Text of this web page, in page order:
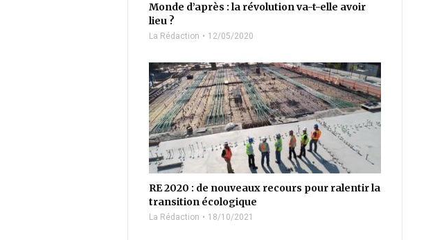
Monde d’après : la révolution va-t-elle avoir
lieu ?
La Rédaction 12/05/2020
RE 2020 : de nouveaux recours pour ralentir la
transition écologique
La Rédaction 18/10/2021